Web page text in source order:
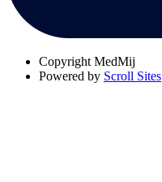
Copyright MedMij
Powered by Scroll Sites